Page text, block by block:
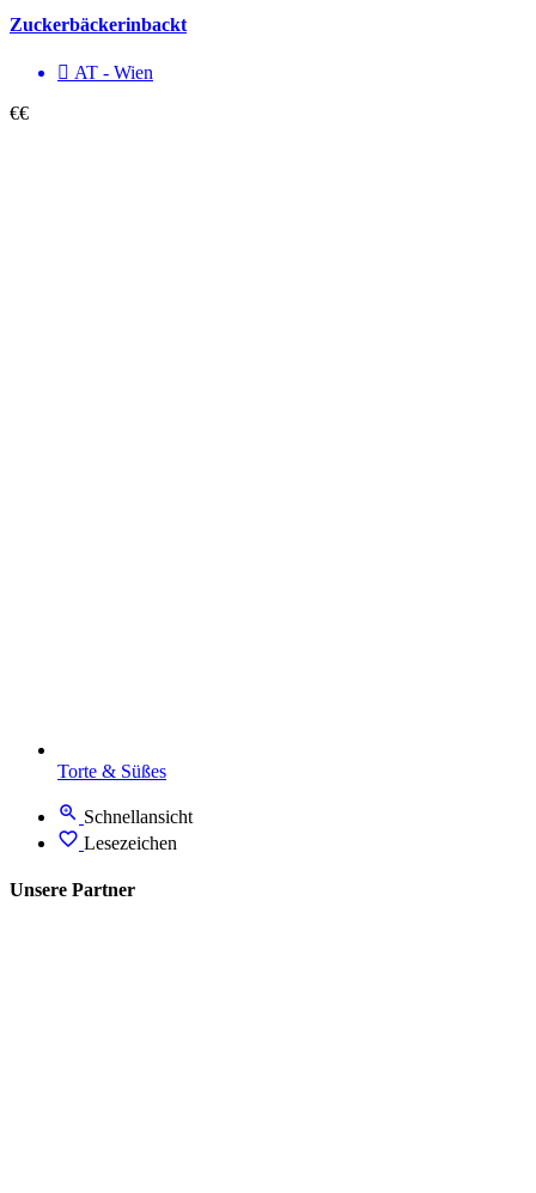
Zuckerbäckerinbackt
AT - Wien
€€
Torte & Süßes
Schnellansicht
Lesezeichen
Unsere Partner